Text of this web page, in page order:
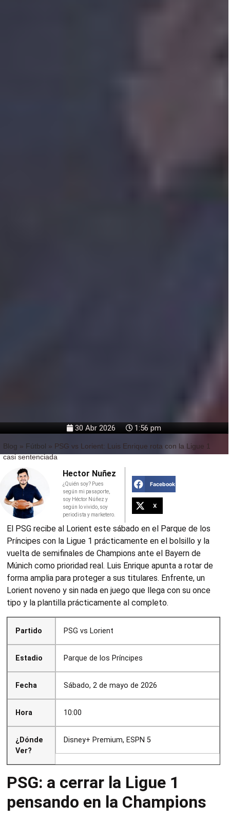
30 Abr 2026 1:56 pm
Blog » Fútbol » PSG vs Lorient: Luis Enrique rota con la Ligue 1
casi sentenciada
Hector Nuñez
¿Quién soy? Pues
según mi pasaporte,
soy Héctor Núñez y
según lo vivido, soy
periodista y marketero.
Facebook
X
El PSG recibe al Lorient este sábado en el Parque de los
Príncipes con la Ligue 1 prácticamente en el bolsillo y la
vuelta de semifinales de Champions ante el Bayern de
Múnich como prioridad real. Luis Enrique apunta a rotar de
forma amplia para proteger a sus titulares. Enfrente, un
Lorient noveno y sin nada en juego que llega con su once
tipo y la plantilla prácticamente al completo.
Partido
Estadio
Fecha
Hora
¿Dónde
Ver?
PSG vs Lorient
Parque de los Príncipes
Sábado, 2 de mayo de 2026
10:00
Disney+ Premium, ESPN 5
PSG: a cerrar la Ligue 1
pensando en la Champions